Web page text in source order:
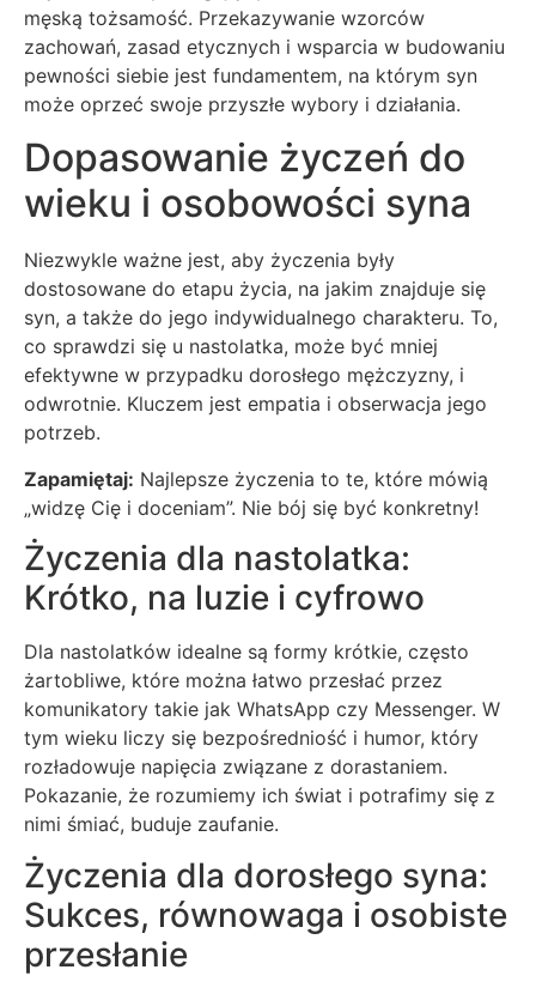
męską tożsamość. Przekazywanie wzorców
zachowań, zasad etycznych i wsparcia w budowaniu
pewności siebie jest fundamentem, na którym syn
może oprzeć swoje przyszłe wybory i działania.
Dopasowanie życzeń do
wieku i osobowości syna
Niezwykle ważne jest, aby życzenia były
dostosowane do etapu życia, na jakim znajduje się
syn, a także do jego indywidualnego charakteru. To,
co sprawdzi się u nastolatka, może być mniej
efektywne w przypadku dorosłego mężczyzny, i
odwrotnie. Kluczem jest empatia i obserwacja jego
potrzeb.
Zapamiętaj: Najlepsze życzenia to te, które mówią
„widzę Cię i doceniam”. Nie bój się być konkretny!
Życzenia dla nastolatka:
Krótko, na luzie i cyfrowo
Dla nastolatków idealne są formy krótkie, często
żartobliwe, które można łatwo przesłać przez
komunikatory takie jak WhatsApp czy Messenger. W
tym wieku liczy się bezpośredniość i humor, który
rozładowuje napięcia związane z dorastaniem.
Pokazanie, że rozumiemy ich świat i potrafimy się z
nimi śmiać, buduje zaufanie.
Życzenia dla dorosłego syna:
Sukces, równowaga i osobiste
przesłanie